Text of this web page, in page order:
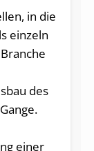
in die
einzeln
des
einer